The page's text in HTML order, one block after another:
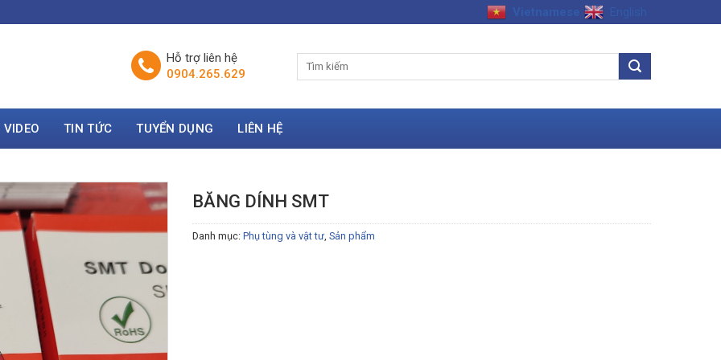
English
Vietnamese
Hỗ trợ liên hệ
0904.265.629
VIDEO TIN TỨC TUYỂN DỤNG LIÊN HỆ
BĂNG DÍNH SMT
Danh mục: Phụ tùng và vật tư, Sản phẩm